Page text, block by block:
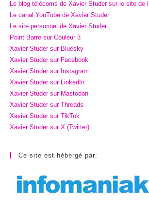
Le blog télécoms de Xavier Studer sur le site de
Le canal YouTube de Xavier Studer
Le site personnel de Xavier Studer
Point Barre sur Couleur 3
Xavier Studer sur Bluesky
Xavier Studer sur Facebook
Xavier Studer sur Instagram
Xavier Studer sur LinkedIn
Xavier Studer sur Mastodon
Xavier Studer sur Threads
Xavier Studer sur TikTok
Xavier Studer sur X (Twitter)
Ce site est hébergé par: